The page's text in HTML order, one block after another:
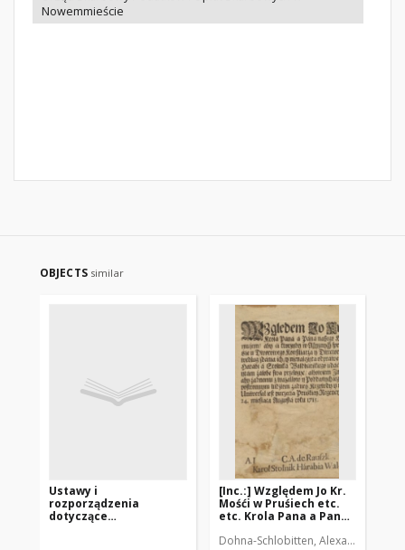
Nowemmieście
OBJECTS similar
Ustawy i
rozporządzenia
dotyczące
[Inc.:] Względem Jo Kr.
Mośći w Pruśiech etc.
etc. Krola Pana a Pana
y Każdemu zosobna
Dohna-Schlobitten, Alexander zu